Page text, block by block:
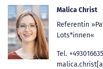
Malica Christ
Referentin
Lots*innen«
Tel.